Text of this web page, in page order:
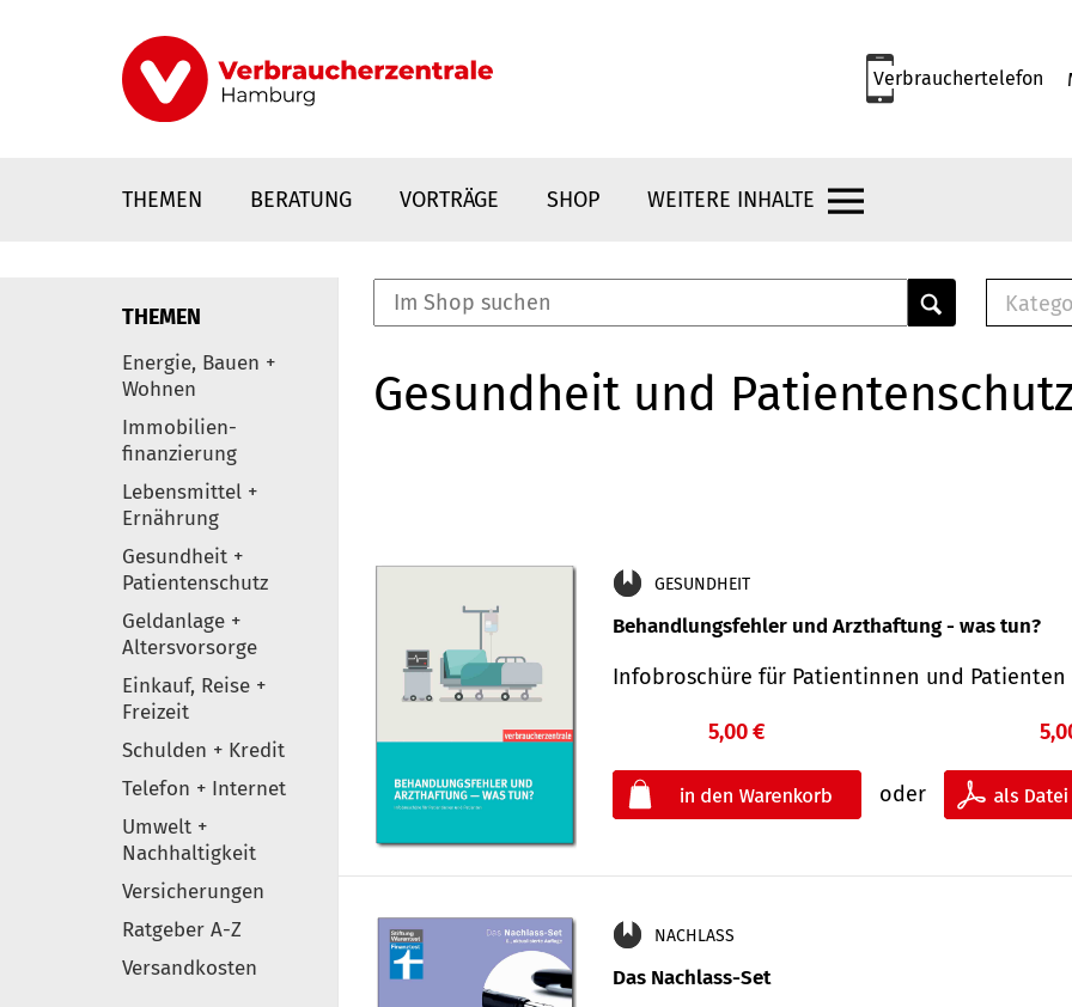
Verbrauchertelefon
THEMEN BERATUNG VORTRÄGE SHOP WEITERE INHALTE
Elemente
THEMEN
Energie, Bauen +
Wohnen
Immobilien-
finanzierung
Lebensmittel +
Ernährung
Gesundheit +
Patientenschutz
Geldanlage +
Altersvorsorge
Einkauf, Reise +
Freizeit
Schulden + Kredit
Telefon + Internet
Umwelt +
Nachhaltigkeit
Versicherungen
Ratgeber A-Z
Versandkosten
E-
Gesundheit und
GESUNDHEIT
Behandlungsfehler und Arzthaftung - was tun?
Infobroschüre für Patientinnen und
5,00 €
oder
NACHLASS
Das Nachlass-Set